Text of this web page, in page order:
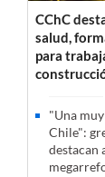
CChC
salud,
para
"Una
Chile":
destacan